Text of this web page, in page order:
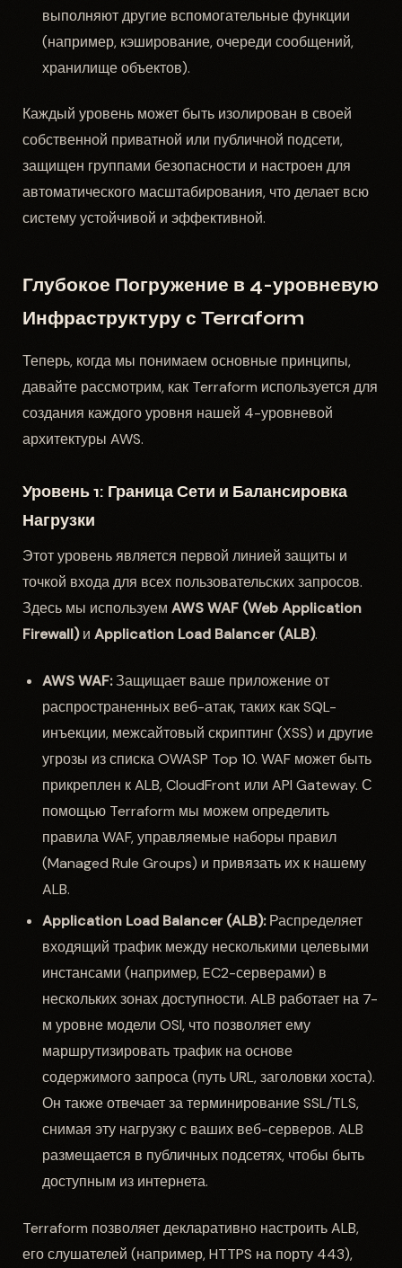
выполняют другие вспомогательные функции
(например, кэширование, очереди сообщений,
хранилище объектов).
Каждый уровень может быть изолирован в своей
собственной приватной или публичной подсети,
защищен группами безопасности и настроен для
автоматического масштабирования, что делает всю
систему устойчивой и эффективной.
Глубокое Погружение в 4-уровневую
Инфраструктуру с Terraform
Теперь, когда мы понимаем основные принципы,
давайте рассмотрим, как Terraform используется для
создания каждого уровня нашей 4-уровневой
архитектуры AWS.
Уровень 1: Граница Сети и Балансировка
Нагрузки
Этот уровень является первой линией защиты и
точкой входа для всех пользовательских запросов.
Здесь мы используем AWS WAF (Web Application
Firewall)и Application Load Balancer (ALB).
AWS WAF:Защищает ваше приложение от
распространенных веб-атак, таких как SQL-
инъекции, межсайтовый скриптинг (XSS) и другие
угрозы из списка OWASP Top 10. WAF может быть
прикреплен к ALB, CloudFront или API Gateway. С
помощью Terraform мы можем определить
правила WAF, управляемые наборы правил
(Managed Rule Groups) и привязать их к нашему
ALB.
Application Load Balancer (ALB):Распределяет
входящий трафик между несколькими целевыми
инстансами (например, EC2-серверами) в
нескольких зонах доступности. ALB работает на 7-
м уровне модели OSI, что позволяет ему
маршрутизировать трафик на основе
содержимого запроса (путь URL, заголовки хоста).
Он также отвечает за терминирование SSL/TLS,
снимая эту нагрузку с ваших веб-серверов. ALB
размещается в публичных подсетях, чтобы быть
доступным из интернета.
Terraform позволяет декларативно настроить ALB,
его слушателей (например, HTTPS на порту 443),